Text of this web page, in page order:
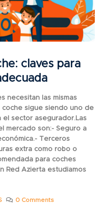
claves para
necesitan las mismas
coche sigue siendo uno de
el sector asegurador.Las
mercado son:- Seguro a
Terceros
extra como robo o
para coches
Red Azierta estudiamos
0 Comments